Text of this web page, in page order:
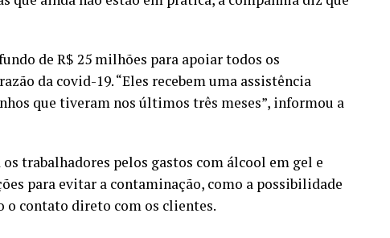
de R$ 25 milhões para apoiar todos os
da covid-19. “Eles recebem uma assistência
que tiveram nos últimos três meses”, informou a
trabalhadores pelos gastos com álcool em gel e
para evitar a contaminação, como a possibilidade
o contato direto com os clientes.